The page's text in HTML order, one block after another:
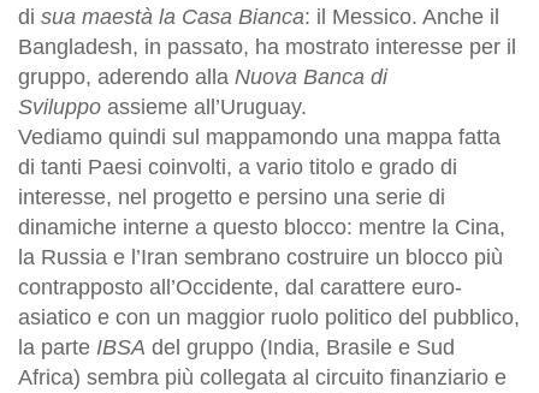
di sua maestà la Casa Bianca: il Messico. Anche il
Bangladesh, in passato, ha mostrato interesse per il
gruppo, aderendo alla Nuova Banca di
Sviluppo assieme all’Uruguay.
Vediamo quindi sul mappamondo una mappa fatta
di tanti Paesi coinvolti, a vario titolo e grado di
interesse, nel progetto e persino una serie di
dinamiche interne a questo blocco: mentre la Cina,
la Russia e l’Iran sembrano costruire un blocco più
contrapposto all’Occidente, dal carattere euro-
asiatico e con un maggior ruolo politico del pubblico,
la parte IBSA del gruppo (India, Brasile e Sud
Africa) sembra più collegata al circuito finanziario e